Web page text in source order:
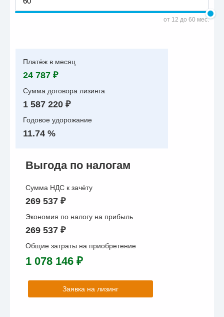
от 12 до 60 мес.
Платёж в месяц
24 787 ₽
Сумма договора лизинга
1 587 220 ₽
Годовое удорожание
11.74 %
Выгода по налогам
Сумма НДС к зачёту
269 537 ₽
Экономия по налогу на прибыль
269 537 ₽
Общие затраты на приобретение
1 078 146 ₽
Заявка на лизинг